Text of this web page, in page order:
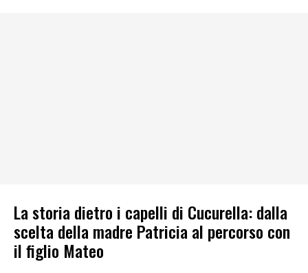
La storia dietro i capelli di Cucurella: dalla
scelta della madre Patricia al percorso con
il figlio Mateo